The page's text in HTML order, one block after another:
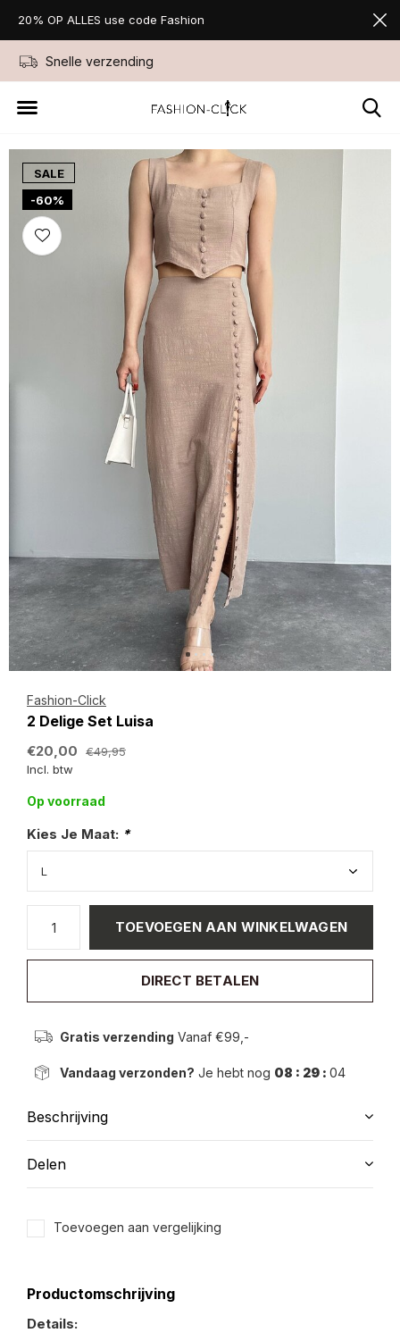
Snelle verzending
20% OP ALLES use code Fashion
SALE
-60%
Fashion-Click
2 Delige Set Luisa
€20,00
€49,95
Incl. btw
Op voorraad
Kies Je Maat: *
TOEVOEGEN AAN WINKELWAGEN
DIRECT BETALEN
Gratis verzending Vanaf €99,-
Vandaag verzonden? Je hebt nog 08 : 29 : 04
Beschrijving
Delen
Toevoegen aan vergelijking
Productomschrijving
Details: